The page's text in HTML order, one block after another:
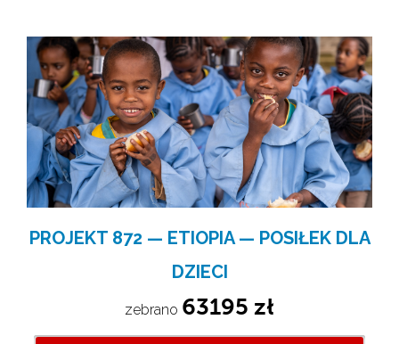
PROJEKT 872 — ETIOPIA — POSIŁEK DLA
DZIECI
zebrano 63195 zł